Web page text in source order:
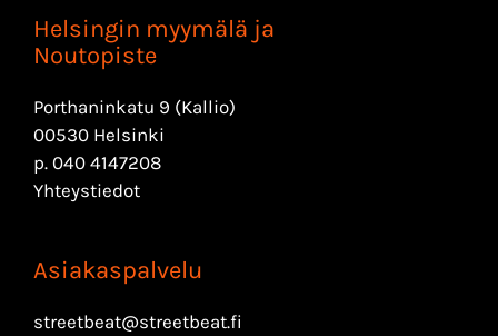
Helsingin myymälä ja
Noutopiste
Porthaninkatu 9 (Kallio)
00530 Helsinki
p. 040 4147208
Yhteystiedot
Asiakaspalvelu
streetbeat@streetbeat.fi